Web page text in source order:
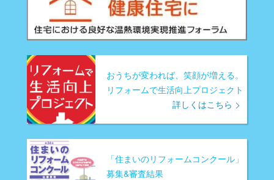
おうちが変われば、笑顔が増える。
リフォームで生活向上プロジェクト
詳しくはこちら
「住まいのリフォームコンクール」
募集&審査結果